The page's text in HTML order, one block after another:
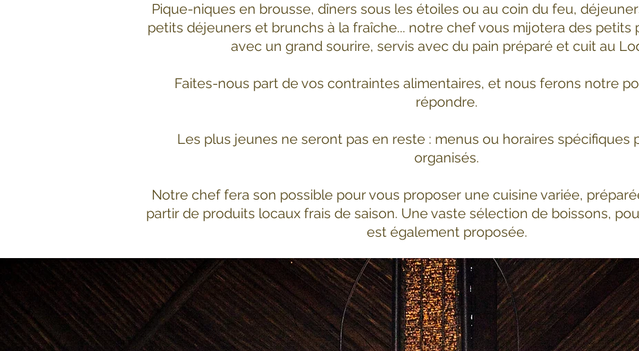
Pique-niques en brousse, dîners sous les étoiles ou au coin du feu,
petits déjeuners et brunchs à la fraîche... notre chef vous mijotera des petits
avec un grand sourire, servis avec du pain préparé et cuit au
Faites-nous part de vos contraintes alimentaires, et nous ferons notre
répondre.
Les plus jeunes ne seront pas en reste : menus ou horaires spécifiques
organisés.
Notre chef fera son possible pour vous proposer une cuisine variée,
partir de produits locaux frais de saison. Une vaste sélection de boissons,
est également proposée.